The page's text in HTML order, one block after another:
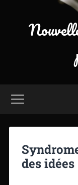
des idées